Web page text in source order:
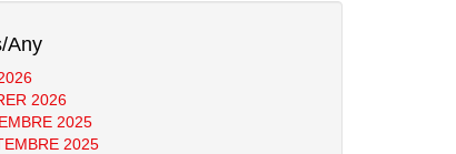
Any
2026
2025
2025